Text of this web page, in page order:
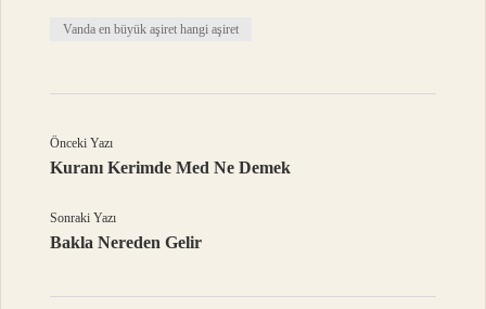
Vanda en büyük aşiret hangi aşiret
Önceki Yazı
Kuranı Kerimde Med Ne Demek
Sonraki Yazı
Bakla Nereden Gelir